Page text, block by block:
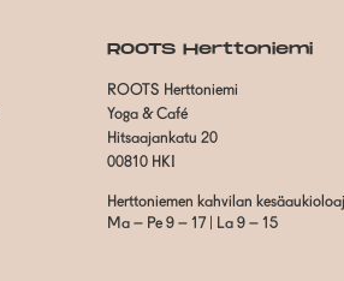
ROOTS Herttoniemi
ROOTS Herttoniemi
Yoga & Café
Hitsaajankatu 20
00810 HKI
Herttoniemen kahvilan
Ma – Pe 9 – 17 | La 9 – 15